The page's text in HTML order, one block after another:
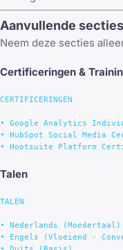
Aanvullende secties
Neem deze secties
Certificeringen &
CERTIFICERINGEN
• Google Analytics
• HubSpot Social Media
Talen
TALEN
• Nederlands (Moedertaal)
• Engels (Vloeiend -